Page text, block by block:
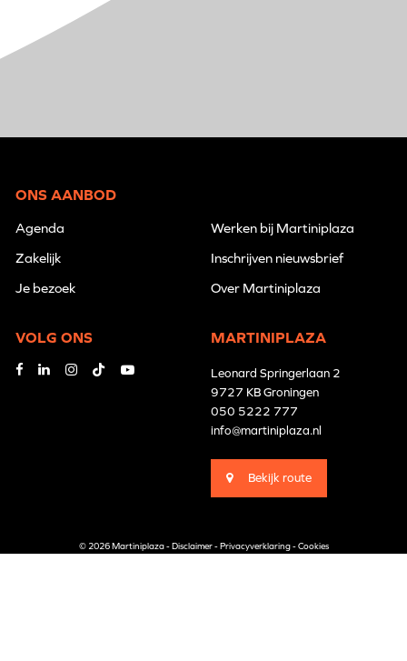
ONS AANBOD
Agenda
Zakelijk
Je bezoek
Werken bij Martiniplaza
Inschrijven nieuwsbrief
Over Martiniplaza
VOLG ONS MARTINIPLAZA
Leonard Springerlaan 2
9727 KB Groningen
050 5222 777
info@martiniplaza.nl
Bekijk route
© 2026 Martiniplaza -Disclaimer-Privacyverklaring-Cookies